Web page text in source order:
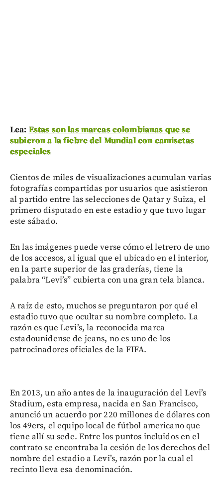
Lea: Estas son las marcas colombianas que se
subieron a la fiebre del Mundial con camisetas
especiales
Cientos de miles de visualizaciones acumulan varias
fotografías compartidas por usuarios que asistieron
al partido entre las selecciones de Qatar y Suiza, el
primero disputado en este estadio y que tuvo lugar
este sábado.
En las imágenes puede verse cómo el letrero de uno
de los accesos, al igual que el ubicado en el interior,
en la parte superior de las graderías, tiene la
palabra “Levi’s” cubierta con una gran tela blanca.
A raíz de esto, muchos se preguntaron por qué el
estadio tuvo que ocultar su nombre completo. La
razón es que Levi’s, la reconocida marca
estadounidense de jeans, no es uno de los
patrocinadores oficiales de la FIFA.
En 2013, un año antes de la inauguración del Levi’s
Stadium, esta empresa, nacida en San Francisco,
anunció un acuerdo por 220 millones de dólares con
los 49ers, el equipo local de fútbol americano que
tiene allí su sede. Entre los puntos incluidos en el
contrato se encontraba la cesión de los derechos del
nombre del estadio a Levi’s, razón por la cual el
recinto lleva esa denominación.